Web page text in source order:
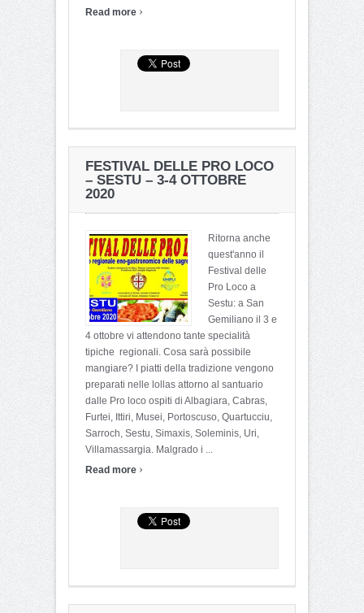
Read more ›
FESTIVAL DELLE PRO LOCO
– SESTU – 3-4 OTTOBRE
2020
Ritorna anche
quest'anno il
Festival delle
Pro Loco a
Sestu: a San
Gemiliano il 3 e
4 ottobre vi attendono tante specialità
tipiche regionali. Cosa sarà possibile
mangiare? I piatti della tradizione vengono
preparati nelle lollas attorno al santuario
dalle Pro loco ospiti di Albagiara, Cabras,
Furtei, Ittiri, Musei, Portoscuso, Quartucciu,
Sarroch, Sestu, Simaxis, Soleminis, Uri,
Villamassargia. Malgrado i ...
Read more ›